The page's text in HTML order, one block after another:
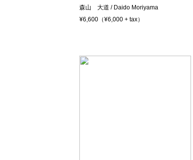
森山 大道 / Daido Moriyama
¥6,600（¥6,000 + tax）